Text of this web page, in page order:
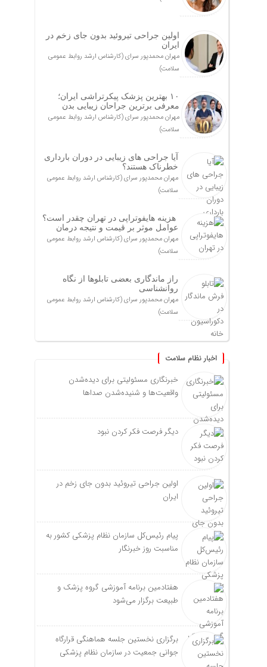
اولین جراحی تیروئید بدون جای زخم در
ایران
مهران محمدپور سرای (کارشناس ارشد روابط عمومی
سلامت)
۱۰ بهترین پزشک پیکرتراشی ایران؛
معرفی برترین جراحان زیبایی بدن
مهران محمدپور سرای (کارشناس ارشد روابط عمومی
سلامت)
آیا جراحی های زیبایی در دوران بارداری
خطرناک هستند؟
مهران محمدپور سرای (کارشناس ارشد روابط عمومی
سلامت)
هزینه هایفوتراپی در تهران چقدر است؟
عوامل موثر بر قیمت و نتیجه درمان
مهران محمدپور سرای (کارشناس ارشد روابط عمومی
سلامت)
راز ماندگاری بعضی تابلوها از نگاه
روانشناسی
مهران محمدپور سرای (کارشناس ارشد روابط عمومی
سلامت)
اخبار نظام سلامت
خبرنگاری مسئولیتی برای دیده‌شدن
واقعیت‌ها و شنیده‌شدن صداها
دیگر فرصت فکر کردن نبود
اولین جراحی تیروئید بدون جای زخم در
ایران
پیام رئیس‌کل سازمان نظام پزشکی کشور به
مناسبت روز خبرنگار
هفتادمین برنامه آموزشی گروه پزشک و
طبیعت برگزار می‌شود
برگزاری نخستین جلسه هماهنگی قرارگاه
جوانی جمعیت در سازمان نظام پزشکی